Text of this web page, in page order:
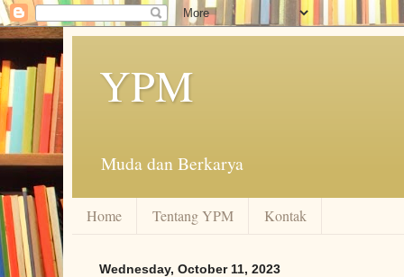
YPM
Muda dan Berkarya
Home Tentang YPM Kontak
Wednesday, October 11, 2023